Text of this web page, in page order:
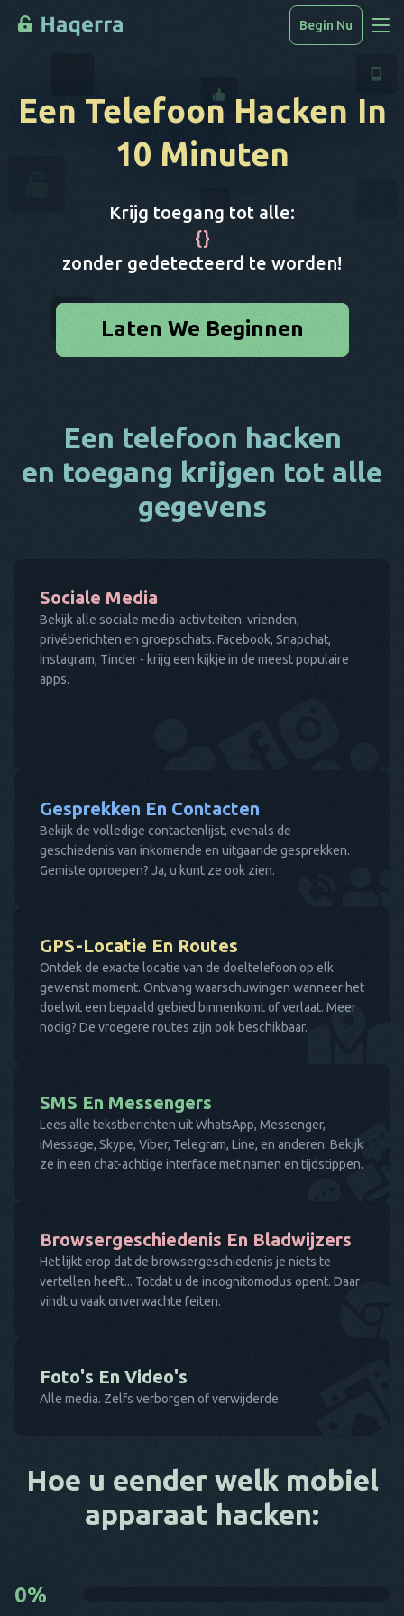
Hoe Te Hacken
Begin Nu
Een Telefoon Hacken In
10 Minuten
Krijg toegang tot alle:
{}
zonder gedetecteerd te worden!
Laten We Beginnen
Een telefoon hacken
en toegang krijgen tot alle
gegevens
Sociale Media
Bekijk alle sociale media-activiteiten: vrienden,
privéberichten en groepschats. Facebook, Snapchat,
Instagram, Tinder - krijg een kijkje in de meest populaire
apps.
Gesprekken En Contacten
Bekijk de volledige contactenlijst, evenals de
geschiedenis van inkomende en uitgaande gesprekken.
Gemiste oproepen? Ja, u kunt ze ook zien.
GPS-Locatie En Routes
Ontdek de exacte locatie van de doeltelefoon op elk
gewenst moment. Ontvang waarschuwingen wanneer het
doelwit een bepaald gebied binnenkomt of verlaat. Meer
nodig? De vroegere routes zijn ook beschikbaar.
SMS En Messengers
Lees alle tekstberichten uit WhatsApp, Messenger,
iMessage, Skype, Viber, Telegram, Line, en anderen. Bekijk
ze in een chat-achtige interface met namen en tijdstippen.
Browsergeschiedenis En Bladwijzers
Het lijkt erop dat de browsergeschiedenis je niets te
vertellen heeft... Totdat u de incognitomodus opent. Daar
vindt u vaak onverwachte feiten.
Foto's En Video's
Alle media. Zelfs verborgen of verwijderde.
Hoe u eender welk mobiel
apparaat hacken:
0%